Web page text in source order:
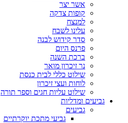
אשר יצר
קופות צדקה
למנצח
עלינו לשבח
סדר קידוש לבנה
פרנס היום
ברכת השנה
נר זיכרון מואר
שילוט כללי לבית כנסת
לוחות ועצי זיכרון
שילוט עליות חגים וספר תורה
גביעים ומדליות
גביעים
גביעי מתכת יוקרתיים